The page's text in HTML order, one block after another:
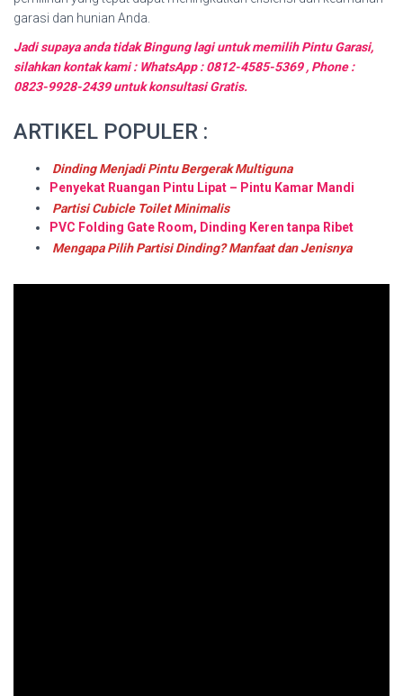
garasi dan hunian Anda.
Jadi supaya anda tidak Bingung lagi untuk memilih Pintu Garasi,
silahkan kontak kami : WhatsApp : 0812-4585-5369 , Phone :
0823-9928-2439 untuk konsultasi Gratis.
ARTIKEL POPULER :
Dinding Menjadi Pintu Bergerak Multiguna
Penyekat Ruangan Pintu Lipat – Pintu Kamar Mandi
Partisi Cubicle Toilet Minimalis
PVC Folding Gate Room, Dinding Keren tanpa Ribet
Mengapa Pilih Partisi Dinding? Manfaat dan Jenisnya